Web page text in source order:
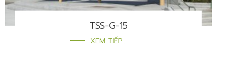
TSS-G-15
XEM TIẾP...